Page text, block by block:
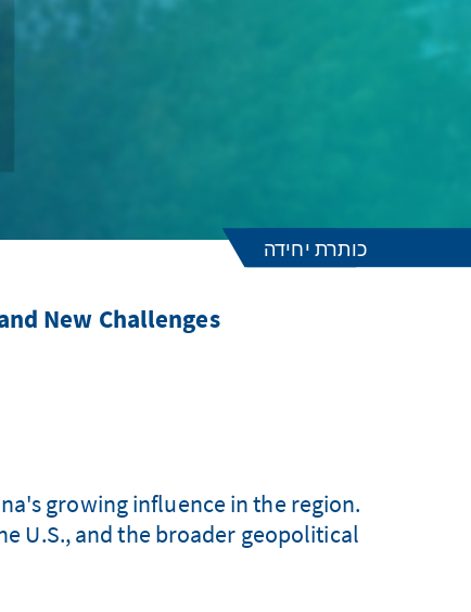
כותרת יחידה
New Challenges
growing influence in the region.
U.S., and the broader geopolitical